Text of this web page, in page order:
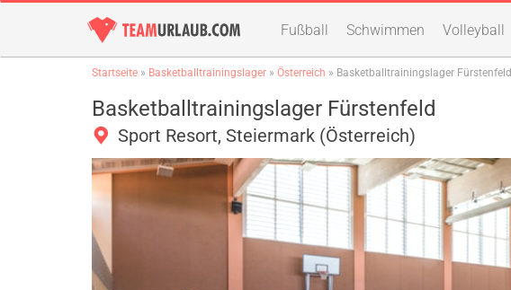
Fußball Schwimmen Volleyball
Startseite » Basketballtrainingslager » Österreich » Basketballtrainingslager Fürstenfeld
Basketballtrainingslager Fürstenfeld
Sport Resort, Steiermark (Österreich)